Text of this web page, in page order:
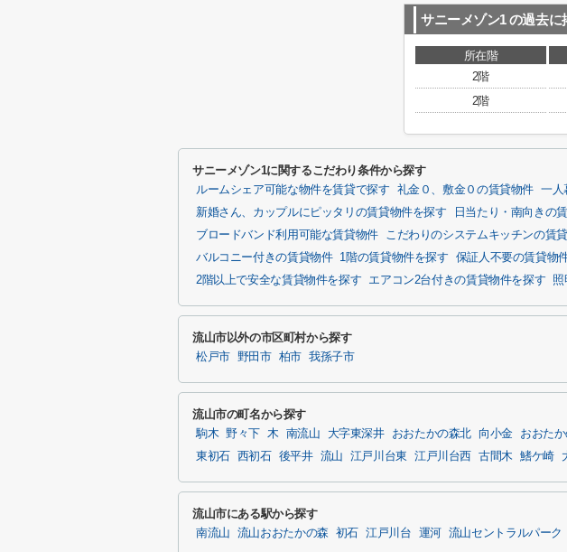
サニーメゾン1の過去に
所在階
2階
2階
サニーメゾン1に関するこだわり条件から探す
ルームシェア可能な物件を賃貸で探す 礼金０、敷金０の賃貸物件 一人
新婚さん、カップルにピッタリの賃貸物件を探す
日当たり・南向きの
ブロードバンド利用可能な賃貸物件
こだわりのシステムキッチンの賃
バルコニー付きの賃貸物件
1階の賃貸物件を探す 保証人不要の賃貸物
2階以上で安全な賃貸物件を探す
エアコン2台付きの賃貸物件を探す 照
流山市以外の市区町村から探す
松戸市 野田市 柏市 我孫子市
流山市の町名から探す
駒木 野々下 木 南流山 大字東深井 おおたかの森北 向小金 おおた
東初石
西初石 後平井 流山 江戸川台東 江戸川台西 古間木 鰭ケ崎
流山市にある駅から探す
南流山 流山おおたかの森 初石 江戸川台 運河 流山セントラルパーク